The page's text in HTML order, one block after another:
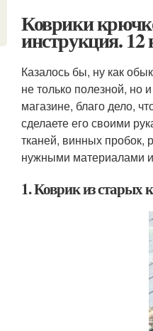
Коврики
инструкция.
Казалось бы, ну как
не только полезной, но
магазине, благо дело,
сделаете его своими
тканей, винных пробок,
нужными материалами
1. Коврик из старых